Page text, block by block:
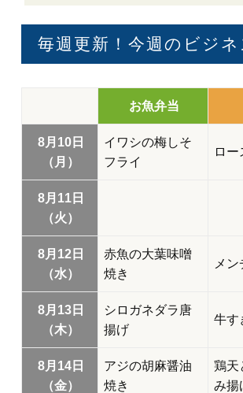
毎週更新！今週のビジ
お魚弁当
8月10日
（月）
イワシの梅しそ
フライ
ロ
8月11日
（火）
8月12日
（水）
赤魚の大葉味噌
焼き
メ
8月13日
（木）
シロガネダラ唐
揚げ
牛す
8月14日
（金）
アジの胡麻醤油
焼き
鶏天
み揚